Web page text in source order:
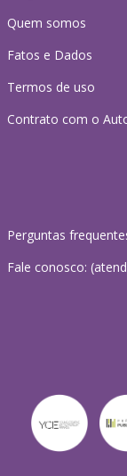
Quem somos
Fatos e Dados
Termos de uso
Contrato com o
Perguntas
Fale conosco: